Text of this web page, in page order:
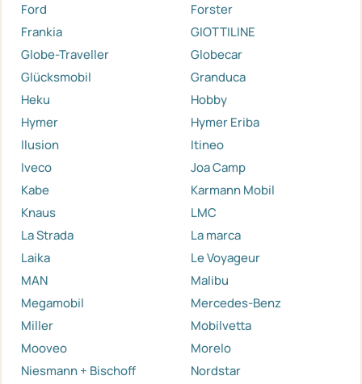
Ford
Forster
Frankia
GIOTTILINE
Globe-Traveller
Globecar
Glücksmobil
Granduca
Heku
Hobby
Hymer
Hymer Eriba
Ilusion
Itineo
Iveco
Joa Camp
Kabe
Karmann Mobil
Knaus
LMC
La Strada
La marca
Laika
Le Voyageur
MAN
Malibu
Megamobil
Mercedes-Benz
Miller
Mobilvetta
Mooveo
Morelo
Niesmann + Bischoff
Nordstar